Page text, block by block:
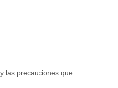
y las precauciones que